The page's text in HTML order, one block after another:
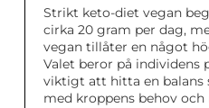
Strikt keto-diet vegan
cirka 20 gram per dag,
vegan tillåter en något
Valet beror på individens
viktigt att hitta en balans
med kroppens behov och